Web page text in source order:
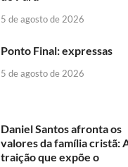
5 de agosto de 2026
Ponto Final: expressas
5 de agosto de 2026
Daniel Santos afronta os
valores da família cristã:
traição que expõe o